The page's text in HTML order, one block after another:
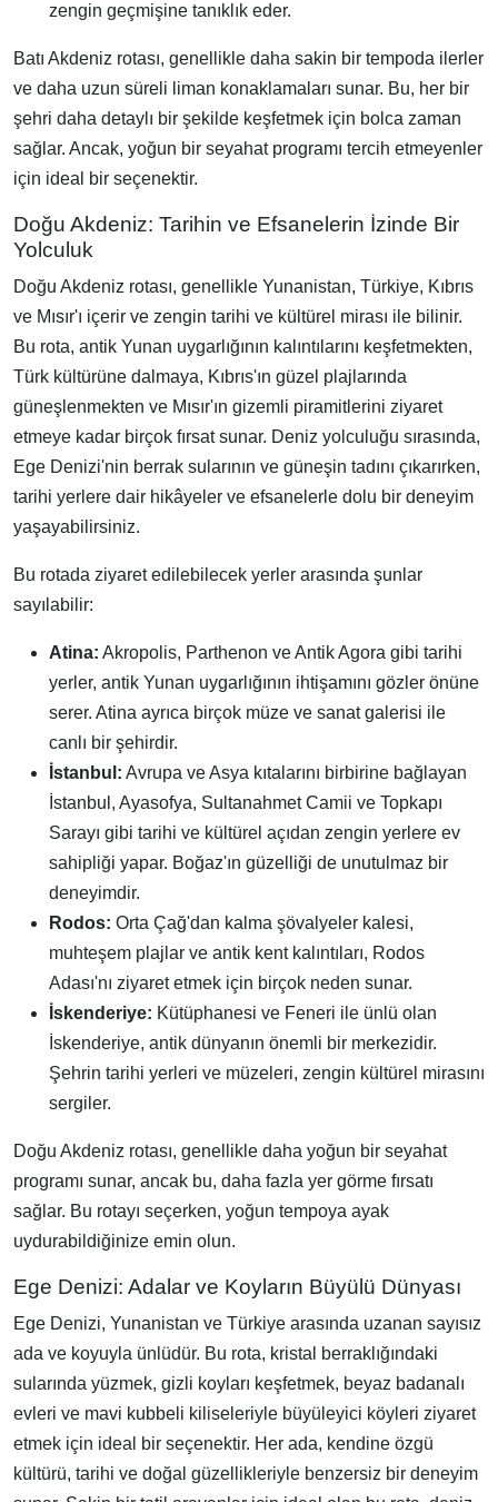
zengin geçmişine tanıklık eder.
Batı Akdeniz rotası, genellikle daha sakin bir tempoda ilerler
ve daha uzun süreli liman konaklamaları sunar. Bu, her bir
şehri daha detaylı bir şekilde keşfetmek için bolca zaman
sağlar. Ancak, yoğun bir seyahat programı tercih etmeyenler
için ideal bir seçenektir.
Doğu Akdeniz: Tarihin ve Efsanelerin İzinde Bir
Yolculuk
Doğu Akdeniz rotası, genellikle Yunanistan, Türkiye, Kıbrıs
ve Mısır'ı içerir ve zengin tarihi ve kültürel mirası ile bilinir.
Bu rota, antik Yunan uygarlığının kalıntılarını keşfetmekten,
Türk kültürüne dalmaya, Kıbrıs'ın güzel plajlarında
güneşlenmekten ve Mısır'ın gizemli piramitlerini ziyaret
etmeye kadar birçok fırsat sunar. Deniz yolculuğu sırasında,
Ege Denizi'nin berrak sularının ve güneşin tadını çıkarırken,
tarihi yerlere dair hikâyeler ve efsanelerle dolu bir deneyim
yaşayabilirsiniz.
Bu rotada ziyaret edilebilecek yerler arasında şunlar
sayılabilir:
Atina: Akropolis, Parthenon ve Antik Agora gibi tarihi
yerler, antik Yunan uygarlığının ihtişamını gözler önüne
serer. Atina ayrıca birçok müze ve sanat galerisi ile
canlı bir şehirdir.
İstanbul: Avrupa ve Asya kıtalarını birbirine bağlayan
İstanbul, Ayasofya, Sultanahmet Camii ve Topkapı
Sarayı gibi tarihi ve kültürel açıdan zengin yerlere ev
sahipliği yapar. Boğaz'ın güzelliği de unutulmaz bir
deneyimdir.
Rodos: Orta Çağ'dan kalma şövalyeler kalesi,
muhteşem plajlar ve antik kent kalıntıları, Rodos
Adası'nı ziyaret etmek için birçok neden sunar.
İskenderiye: Kütüphanesi ve Feneri ile ünlü olan
İskenderiye, antik dünyanın önemli bir merkezidir.
Şehrin tarihi yerleri ve müzeleri, zengin kültürel mirasını
sergiler.
Doğu Akdeniz rotası, genellikle daha yoğun bir seyahat
programı sunar, ancak bu, daha fazla yer görme fırsatı
sağlar. Bu rotayı seçerken, yoğun tempoya ayak
uydurabildiğinize emin olun.
Ege Denizi: Adalar ve Koyların Büyülü Dünyası
Ege Denizi, Yunanistan ve Türkiye arasında uzanan sayısız
ada ve koyuyla ünlüdür. Bu rota, kristal berraklığındaki
sularında yüzmek, gizli koyları keşfetmek, beyaz badanalı
evleri ve mavi kubbeli kiliseleriyle büyüleyici köyleri ziyaret
etmek için ideal bir seçenektir. Her ada, kendine özgü
kültürü, tarihi ve doğal güzellikleriyle benzersiz bir deneyim